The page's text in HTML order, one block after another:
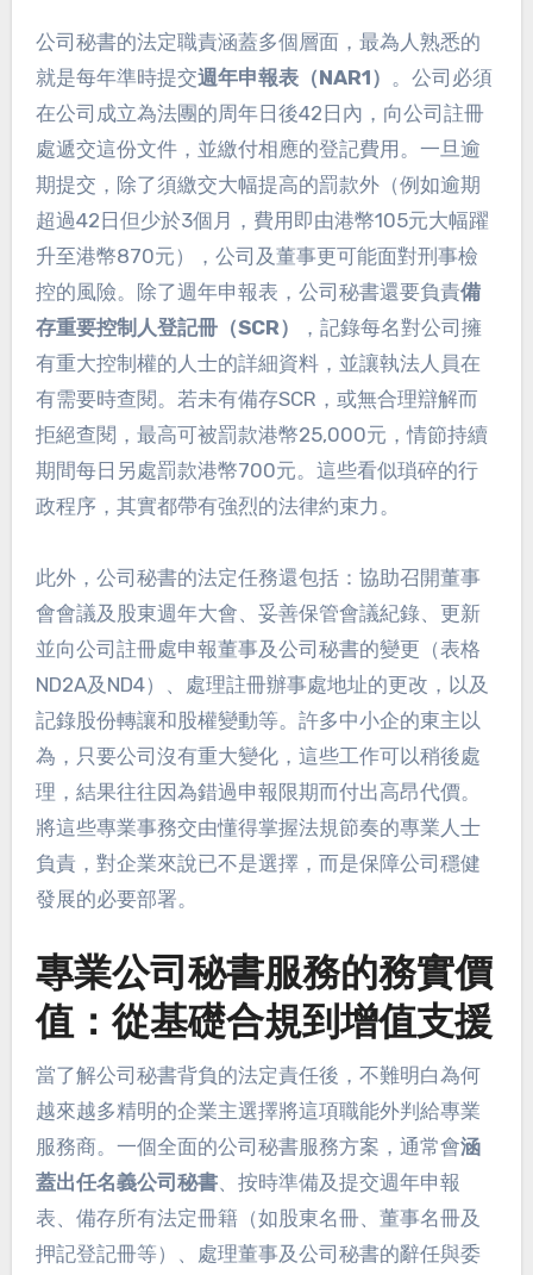
公司秘書的法定職責涵蓋多個層面，最為人熟悉的
就是每年準時提交週年申報表（NAR1） 。公司必須
在公司成立為法團的周年日後42日內，向公司註冊
處遞交這份文件，並繳付相應的登記費用。一旦逾
期提交，除了須繳交大幅提高的罰款外（例如逾期
超過42日但少於3個月，費用即由港幣105元大幅躍
升至港幣870元），公司及董事更可能面對刑事檢
控的風險。除了週年申報表，公司秘書還要負責備
存重要控制人登記冊（SCR）
，記錄每名對公司擁
有重大控制權的人士的詳細資料，並讓執法人員在
有需要時查閱。若未有備存SCR，或無合理辯解而
拒絕查閱，最高可被罰款港幣25,000元，情節持續
期間每日另處罰款港幣700元。這些看似瑣碎的行
政程序，其實都帶有強烈的法律約束力。
此外，公司秘書的法定任務還包括：協助召開董事
會會議及股東週年大會、妥善保管會議紀錄、更新
並向公司註冊處申報董事及公司秘書的變更（表格
ND2A及ND4）、處理註冊辦事處地址的更改，以及
記錄股份轉讓和股權變動等。許多中小企的東主以
為，只要公司沒有重大變化，這些工作可以稍後處
理，結果往往因為錯過申報限期而付出高昂代價。
將這些專業事務交由懂得掌握法規節奏的專業人士
負責，對企業來說已不是選擇，而是保障公司穩健
發展的必要部署。
專業公司秘書服務的務實價
值：從基礎合規到增值支援
當了解公司秘書背負的法定責任後，不難明白為何
越來越多精明的企業主選擇將這項職能外判給專業
服務商。一個全面的公司秘書服務方案，通常會涵
蓋出任名義公司秘書、按時準備及提交週年申報
表、備存所有法定冊籍（如股東名冊、董事名冊及
押記登記冊等）、處理董事及公司秘書的辭任與委